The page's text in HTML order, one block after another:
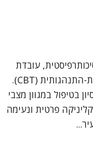
עובדת
סוציאלית קלינית ומטפלת קוגניטיבית-התנהגותית (CBT).
ל-20 שנות ניסיון בטיפול במגוון מצבי
פרטית ונעימה